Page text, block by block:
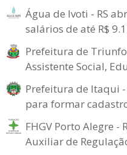
Água de Ivoti - RS
salários de até R$
Prefeitura de Triunfo
Assistente Social,
Prefeitura de Itaqui -
para formar
FHGV Porto Alegre -
Auxiliar de